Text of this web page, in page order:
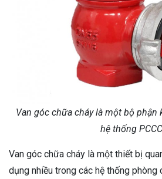
Van góc chữa cháy là một bộ
hệ thống PCCC
Van góc chữa cháy là một thiết bị
dụng nhiều trong các hệ thống phòng